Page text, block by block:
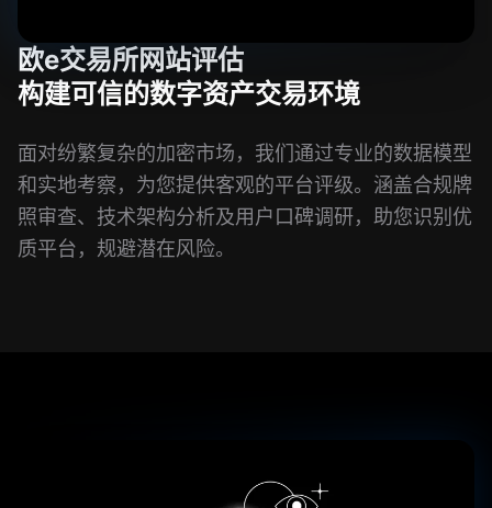
欧e交易所网站评估
构建可信的数字资产交易环境
面对纷繁复杂的加密市场，我们通过专业的数据模型
和实地考察，为您提供客观的平台评级。涵盖合规牌
照审查、技术架构分析及用户口碑调研，助您识别优
质平台，规避潜在风险。